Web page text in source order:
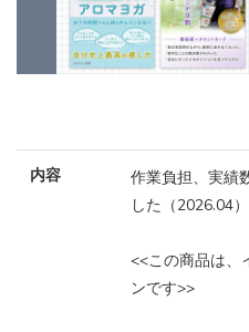
内容
作業負担、実績
した（2026.04
<<この商品は、
ンです>>